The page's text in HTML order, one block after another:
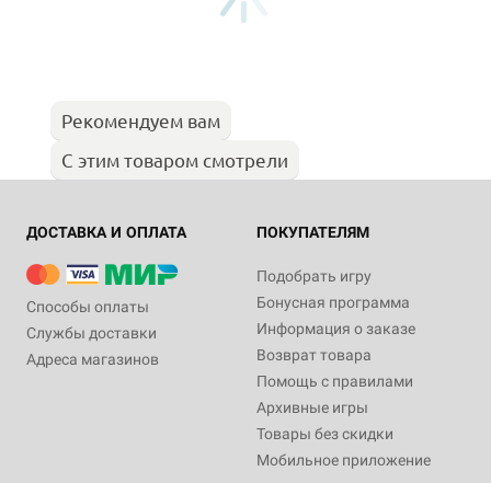
Рекомендуем вам
С этим товаром смотрели
ДОСТАВКА И ОПЛАТА
Способы оплаты
Службы доставки
Адреса магазинов
ПОКУПАТЕЛЯМ
Подобрать игру
Бонусная программа
Информация о заказе
Возврат товара
Помощь с правилами
Архивные игры
Товары без скидки
Мобильное приложение